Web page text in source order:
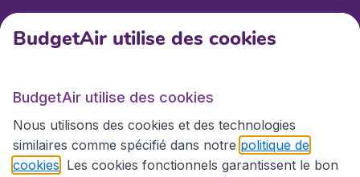
BudgetAir.fr
Sites internationaux
BudgetAir utilise des cookies
BudgetAir utilise des cookies
Nous utilisons des cookies et des technologies
similaires comme spécifié dans notre politique de
cookies . Les cookies fonctionnels garantissent le bon